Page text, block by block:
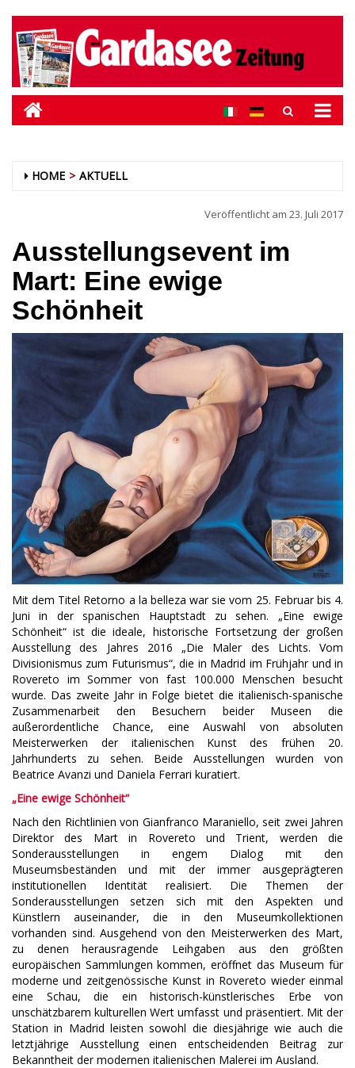
HOME AKTUELL
Veröffentlicht am 23. Juli 2017
Ausstellungsevent im
Mart: Eine ewige
Schönheit
Mit dem Titel Retorno a la belleza war sie vom 25. Februar bis 4.
Juni in der spanischen Hauptstadt zu sehen. „Eine ewige
Schönheit“ ist die ideale, historische Fortsetzung der großen
Ausstellung des Jahres 2016 „Die Maler des Lichts. Vom
Divisionismus zum Futurismus“, die in Madrid im Frühjahr und in
Rovereto im Sommer von fast 100.000 Menschen besucht
wurde. Das zweite Jahr in Folge bietet die italienisch-spanische
Zusammenarbeit den Besuchern beider Museen die
außerordentliche Chance, eine Auswahl von absoluten
Meisterwerken der italienischen Kunst des frühen 20.
Jahrhunderts zu sehen. Beide Ausstellungen wurden von
Beatrice Avanzi und Daniela Ferrari kuratiert.
„Eine ewige Schönheit“
Nach den Richtlinien von Gianfranco Maraniello, seit zwei Jahren
Direktor des Mart in Rovereto und Trient, werden die
Sonderausstellungen in engem Dialog mit den
Museumsbeständen und mit der immer ausgeprägteren
institutionellen Identität realisiert. Die Themen der
Sonderausstellungen setzen sich mit den Aspekten und
Künstlern auseinander, die in den Museumkollektionen
vorhanden sind. Ausgehend von den Meisterwerken des Mart,
zu denen herausragende Leihgaben aus den größten
europäischen Sammlungen kommen, eröffnet das Museum für
moderne und zeitgenössische Kunst in Rovereto wieder einmal
eine Schau, die ein historisch-künstlerisches Erbe von
unschätzbarem kulturellen Wert umfasst und präsentiert. Mit der
Station in Madrid leisten sowohl die diesjährige wie auch die
letztjährige Ausstellung einen entscheidenden Beitrag zur
Bekanntheit der modernen italienischen Malerei im Ausland.